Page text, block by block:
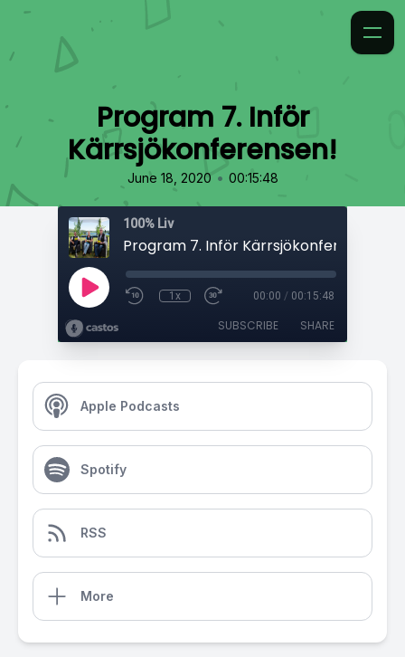
Program 7. Inför
Kärrsjökonferensen!
June 18, 2020 • 00:15:48
100% Liv
Program 7. Inför Kärrsjökonferensen!
1x 00:00 / 00:15:48
SUBSCRIBE SHARE
Apple Podcasts
Spotify
RSS
More